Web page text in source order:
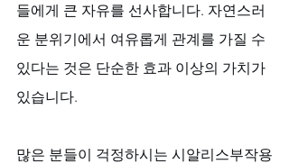
들에게 큰 자유를 선사합니다. 자연스러
운 분위기에서 여유롭게 관계를 가질 수
있다는 것은 단순한 효과 이상의 가치가
있습니다.
많은 분들이 걱정하시는 시알리스부작용